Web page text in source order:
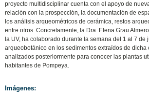
proyecto multidisciplinar cuenta con el apoyo de
relación con la prospección, la documentación de
los análisis arqueométricos de cerámica, restos
entre otros. Concretamente, la Dra. Elena Grau
la UV, ha colaborado durante la semana del 1 al 7 de
arqueobotánico en los sedimentos extraídos de dicha
analizados posteriormente para conocer las plantas
habitantes de Pompeya.
Imágenes: